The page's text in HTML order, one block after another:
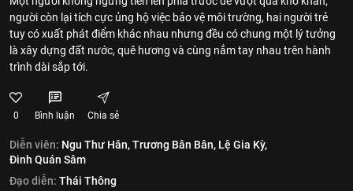
người còn lại tích cực ủng hộ việc bảo vệ môi trường, hai người trẻ
tuy có xuất phát điểm khác nhau nhưng đều có chung một lý tưởng
là xây dựng đất nước, quê hương và cùng nắm tay nhau trên hành
trình dài sắp tới.
0 Bình luận Chia sẻ
Diễn viên: Ngu Thư Hân,Trương Bân Bân, Lệ Gia Kỳ,
Đinh Quán Sâm
Đạo diễn: Thái Thông